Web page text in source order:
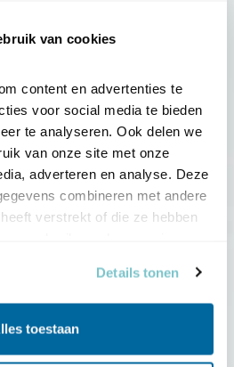
van cookies
content en advertenties te
voor social media te bieden
te analyseren. Ook delen we
van onze site met onze
adverteren en analyse. Deze
combineren met andere
verstrekt of die ze hebben
Details tonen
toestaan